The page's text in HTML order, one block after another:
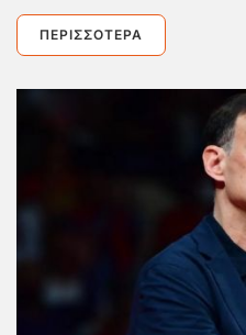
ΠΕΡΙΣΣΌΤΕΡΑ